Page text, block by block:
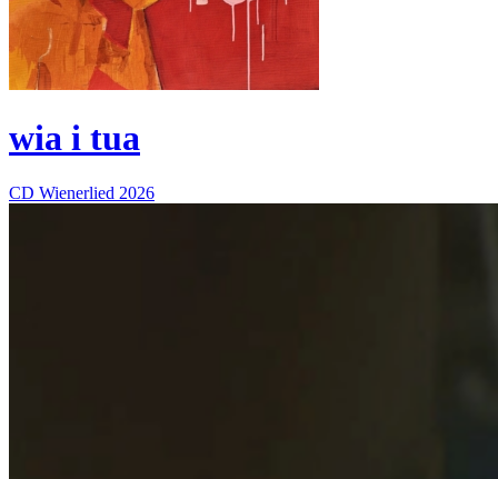
wia i tua
CD Wienerlied 2026